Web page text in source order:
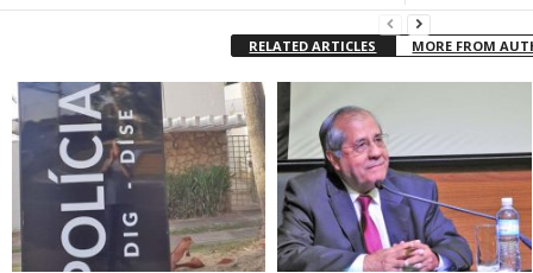
RELATED ARTICLES MORE FROM